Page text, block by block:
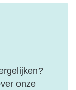
onze